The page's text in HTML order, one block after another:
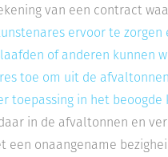
van een contract
ervoor te
of anderen kunnen
toe om uit de
in het beoogde
in de afvaltonnen en
een onaangename